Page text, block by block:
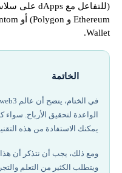
Wallet.
الخاتمة
الواعدة لتحقيق الأرباح.
يمكنك الاستفادة من هذه
ومع ذلك، يجب أن نتذكر أن هذا
ويتطلب الكثير من التعلم